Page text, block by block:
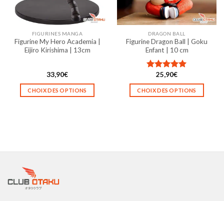
choisies
la
page
du
choisies
sur
la
page
du
FIGURINES MANGA
Figurine My Hero Academia |
Eijiro Kirishima | 13cm
33,90€
CHOIX DES OPTIONS
Les
être
DRAGON BALL
Figurine Dragon Ball | Goku
Enfant | 10 cm
Note5.00
sur 5
25,90€
CHOIX DES OPTIONS
Les